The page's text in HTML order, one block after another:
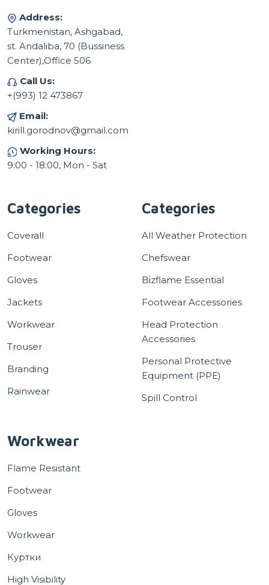
Address:
Turkmenistan, Ashgabad,
st. Andaliba, 70 (Bussiness
Center),Office 506
Call Us:
+(993) 12 473867
Email:
kirill.gorodnov@gmail.com
Working Hours:
9:00 - 18:00, Mon - Sat
Categories
Coverall
Footwear
Gloves
Jackets
Workwear
Trouser
Branding
Rainwear
Categories
All Weather Protection
Chefswear
Bizflame Essential
Footwear Accessories
Head Protection
Accessories
Personal Protective
Equipment (PPE)
Spill Control
Workwear
Flame Resistant
Footwear
Gloves
Workwear
Куртки
High Visibility